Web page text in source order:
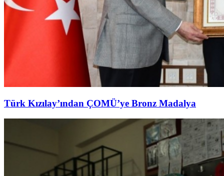
Türk Kızılay’ından ÇOMÜ’ye Bronz Madalya